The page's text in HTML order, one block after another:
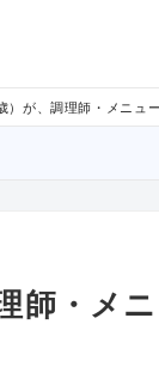
が、調理師・メニュ
師・メ